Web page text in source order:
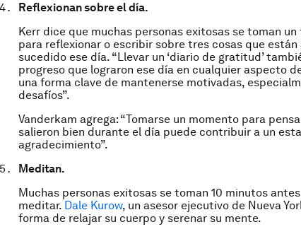
Reflexionan sobre el día.
Kerr dice que muchas personas exitosas se toman
para reflexionar o escribir sobre tres cosas que
sucedido ese día. “Llevar un ‘diario de gratitud’
progreso que lograron ese día en cualquier aspecto
una forma clave de mantenerse motivadas,
desafíos”.
Vanderkam agrega: “Tomarse un momento para
salieron bien durante el día puede contribuir a un
agradecimiento”.
Meditan.
Muchas personas exitosas se toman 10 minutos
meditar. Dale Kurow, un asesor ejecutivo de Nueva
forma de relajar su cuerpo y serenar su mente.